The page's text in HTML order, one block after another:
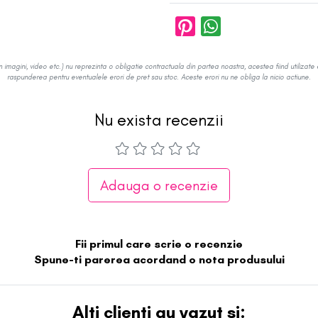
imagini, video etc.) nu reprezinta o obligatie contractuala din partea noastra, acestea fiind
raspunderea pentru eventualele erori de pret sau stoc. Aceste erori nu ne obliga la nicio actiune.
Nu exista recenzii
Adauga o recenzie
Fii primul care scrie o recenzie
Spune-ti parerea acordand o nota produsului
Alti clienti au vazut si: